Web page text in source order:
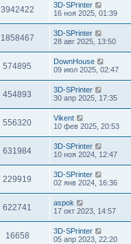
3942422
3D-SPrinter
16 ноя 2025, 01:39
1858467
3D-SPrinter
28 авг 2025, 13:50
574895
DownHouse
09 июл 2025, 02:47
454893
3D-SPrinter
30 апр 2025, 17:35
556320
Vikent
10 фев 2025, 20:53
631984
3D-SPrinter
10 ноя 2024, 12:47
229919
3D-SPrinter
02 янв 2024, 16:36
622741
aspok
17 окт 2023, 14:57
16658
3D-SPrinter
05 апр 2023, 22:20